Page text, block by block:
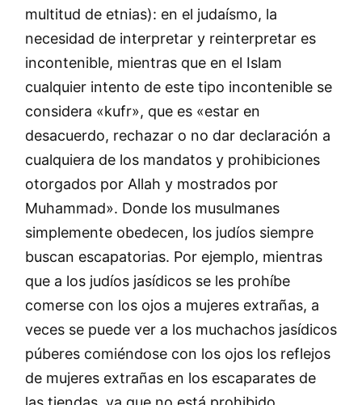
multitud de etnias): en el judaísmo, la
necesidad de interpretar y reinterpretar es
incontenible, mientras que en el Islam
cualquier intento de este tipo incontenible se
considera «kufr», que es «estar en
desacuerdo, rechazar o no dar declaración a
cualquiera de los mandatos y prohibiciones
otorgados por Allah y mostrados por
Muhammad». Donde los musulmanes
simplemente obedecen, los judíos siempre
buscan escapatorias. Por ejemplo, mientras
que a los judíos jasídicos se les prohíbe
comerse con los ojos a mujeres extrañas, a
veces se puede ver a los muchachos jasídicos
púberes comiéndose con los ojos los reflejos
de mujeres extrañas en los escaparates de